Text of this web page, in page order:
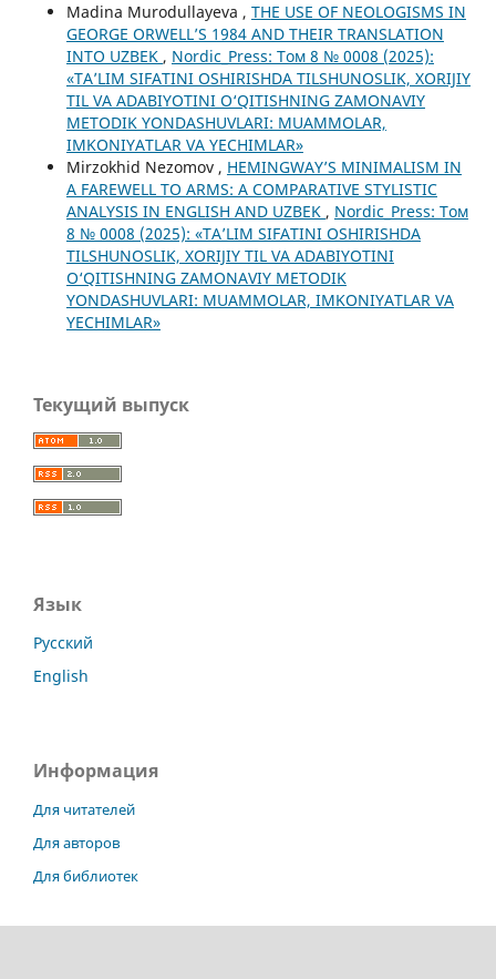
Madina Murodullayeva , THE USE OF NEOLOGISMS IN
GEORGE ORWELL’S 1984 AND THEIR TRANSLATION
INTO UZBEK , Nordic_Press: Том 8 № 0008 (2025):
«TA’LIM SIFATINI OSHIRISHDA TILSHUNOSLIK, XORIJIY
TIL VA ADABIYOTINI O‘QITISHNING ZAMONAVIY
METODIK YONDASHUVLARI: MUAMMOLAR,
IMKONIYATLAR VA YECHIMLAR»
Mirzokhid Nezomov , HEMINGWAY’S MINIMALISM IN
A FAREWELL TO ARMS: A COMPARATIVE STYLISTIC
ANALYSIS IN ENGLISH AND UZBEK , Nordic_Press: Том
8 № 0008 (2025): «TA’LIM SIFATINI OSHIRISHDA
TILSHUNOSLIK, XORIJIY TIL VA ADABIYOTINI
O‘QITISHNING ZAMONAVIY METODIK
YONDASHUVLARI: MUAMMOLAR, IMKONIYATLAR VA
YECHIMLAR»
Текущий выпуск
Язык
Русский
English
Информация
Для читателей
Для авторов
Для библиотек